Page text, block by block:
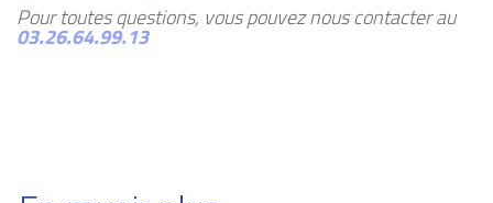
Pour toutes questions, vous pouvez nous contacter au
03.26.64.99.13